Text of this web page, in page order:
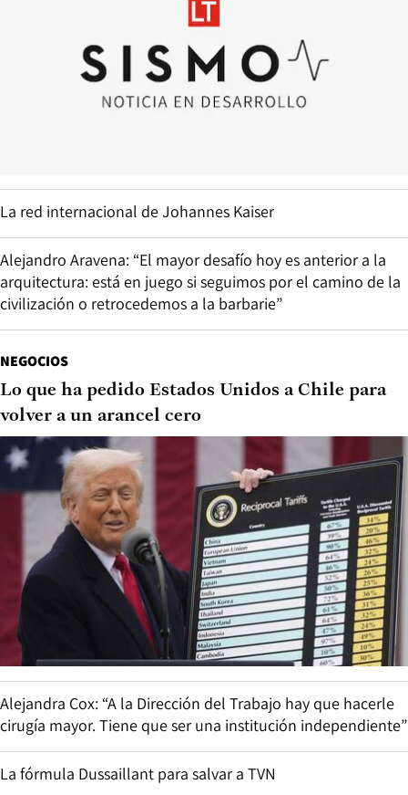
La red internacional de Johannes Kaiser
Alejandro Aravena: “El mayor desafío hoy es anterior a la
arquitectura: está en juego si seguimos por el camino de la
civilización o retrocedemos a la barbarie”
NEGOCIOS
Lo que ha pedido Estados Unidos a Chile para
volver a un arancel cero
Alejandra Cox: “A la Dirección del Trabajo hay que hacerle
cirugía mayor. Tiene que ser una institución independiente”
La fórmula Dussaillant para salvar a TVN